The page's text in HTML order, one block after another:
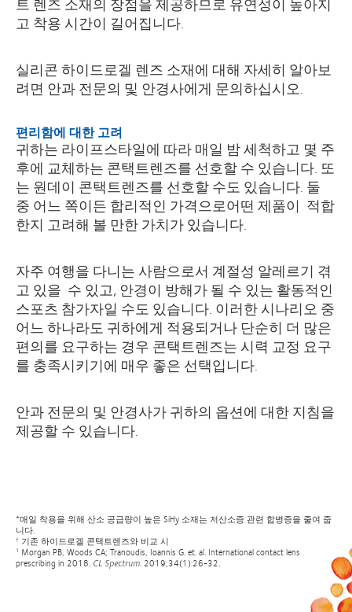
고 착용 시간이 길어집니다.
실리콘 하이드로겔 렌즈 소재에 대해 자세히 알아보
려면 안과 전문의 및 안경사에게 문의하십시오.
편리함에 대한 고려
귀하는 라이프스타일에 따라 매일 밤 세척하고 몇 주
후에 교체하는 콘택트렌즈를 선호할 수 있습니다. 또
는 원데이 콘택트렌즈를 선호할 수도 있습니다. 둘
중 어느 쪽이든 합리적인 가격으로어떤 제품이 적합
한지 고려해 볼 만한 가치가 있습니다.
자주 여행을 다니는 사람으로서 계절성 알레르기 겪
고 있을 수 있고, 안경이 방해가 될 수 있는 활동적인
스포츠 참가자일 수도 있습니다. 이러한 시나리오 중
어느 하나라도 귀하에게 적용되거나 단순히 더 많은
편의를 요구하는 경우 콘택트렌즈는 시력 교정 요구
를 충족시키기에 매우 좋은 선택입니다.
안과 전문의 및 안경사가 귀하의 옵션에 대한 지침을
제공할 수 있습니다.
*매일 착용을 위해 산소 공급량이 높은 SiHy 소재는 저산소증 관련 합병증을 줄여 줍
니다.
† 기존 하이드로겔 콘택트렌즈와 비교 시
1 Morgan PB, Woods CA; Tranoudis, Ioannis G. et. al. International contact lens
prescribing in 2018. CL Spectrum. 2019;34(1):26-32.